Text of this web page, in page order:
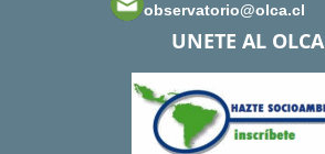
observatorio@olca.cl
UNETE AL OLCA